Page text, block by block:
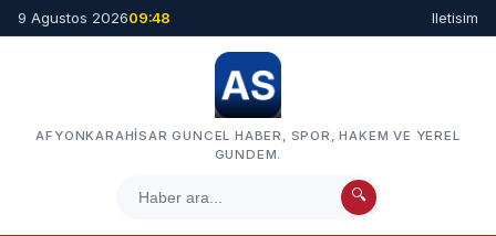
9 Agustos 202609:48 Iletisim
AFYONKARAHISAR GUNCEL HABER, SPOR, HAKEM VE YEREL
GUNDEM.
🔍